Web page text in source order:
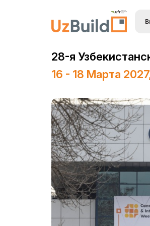
28-я
16 - 18 Марта